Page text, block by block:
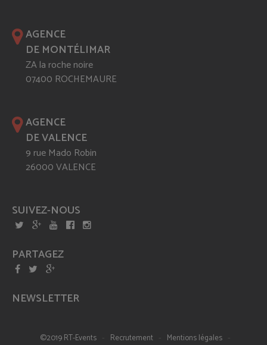
AGENCE
DE MONTÉLIMAR
ZA la roche noire
07400 ROCHEMAURE
AGENCE
DE VALENCE
9 rue Mado Robin
26000 VALENCE
SUIVEZ-NOUS
PARTAGEZ
NEWSLETTER
©2019 RT-Events - Recrutement - Mentions légales -